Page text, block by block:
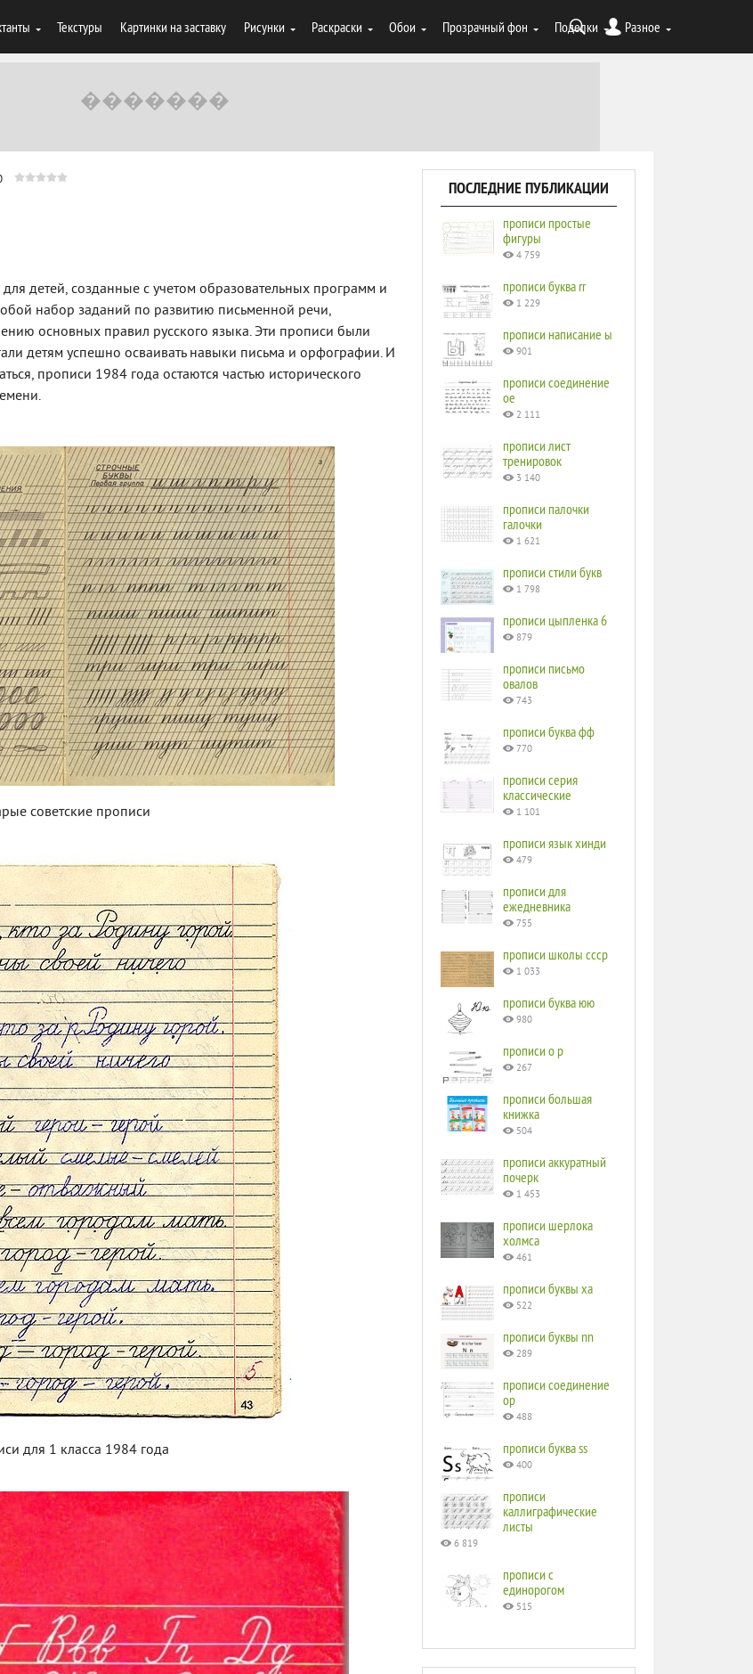
Текстуры Картинки на заставку Рисунки Раскраски Обои Прозрачный фон Поделки Разное
детей, созданные с учетом образовательных программ и
набор заданий по развитию письменной речи,
основных правил русского языка. Эти прописи были
детям успешно осваивать навыки письма и орфографии. И
прописи 1984 года остаются частью исторического
советские прописи
для 1 класса 1984 года
ПОСЛЕДНИЕ ПУБЛИКАЦИИ
прописи простые
фигуры
4 759
прописи буква rr
1 229
прописи написание ы
901
прописи соединение
ое
2 111
прописи лист
тренировок
3 140
прописи палочки
галочки
1 621
прописи стили букв
1 798
прописи цыпленка 6
879
прописи письмо
овалов
743
прописи буква фф
770
прописи серия
классические
1 101
прописи язык хинди
479
прописи для
ежедневника
755
прописи школы ссср
1 033
прописи буква юю
980
прописи o p
267
прописи большая
книжка
504
прописи аккуратный
почерк
1 453
прописи шерлока
холмса
461
прописи буквы ха
522
прописи буквы nn
289
прописи соединение
ор
488
прописи буква ss
400
прописи
каллиграфические
листы
6 819
прописи с
единорогом
515